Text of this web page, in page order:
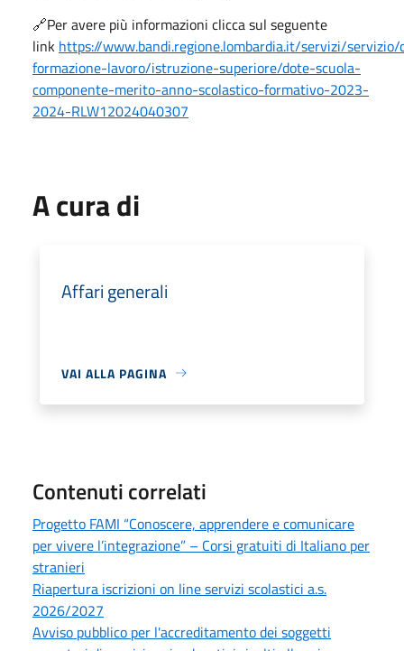
🔗Per avere più informazioni clicca sul seguente
link https://www.bandi.regione.lombardia.it/servizi/
formazione-lavoro/istruzione-superiore/dote-scuola-
componente-merito-anno-scolastico-formativo-2023-
2024-RLW12024040307
A cura di
Affari generali
VAI ALLA PAGINA
Contenuti correlati
Progetto FAMI “Conoscere, apprendere e comunicare
per vivere l’integrazione” – Corsi gratuiti di Italiano per
stranieri
Riapertura iscrizioni on line servizi scolastici a.s.
2026/2027
Avviso pubblico per l'accreditamento dei soggetti